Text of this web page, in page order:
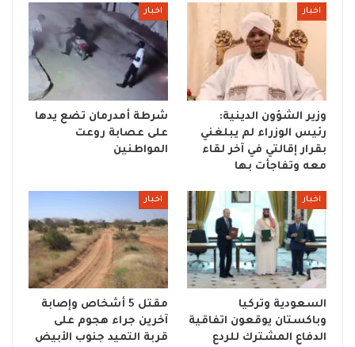
اخبار
وزير الشؤون الدينية:
رئيس الوزراء لم يبلغني
بقرار إقالتي في آخر لقاء
معه وتفاجأت بها
اخبار
شرطة أمدرمان تضع يدها
على عصابة روعت
المواطنين
اخبار
السعودية وتركيا
وباكستان يوقعون اتفاقية
الدفاع المشترك للردع
اخبار
مقتل 5 أشخاص وإصابة
آخرين جراء هجوم على
قربة التميد جنوب الأبيض